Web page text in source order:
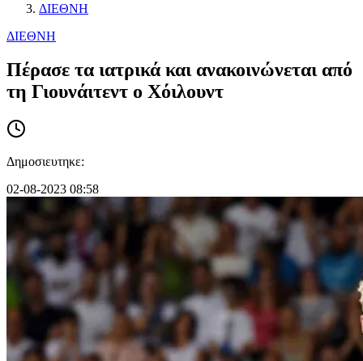
ΔΙΕΘΝΗ
ΔΙΕΘΝΗ
Πέρασε τα ιατρικά και ανακοινώνεται από
τη Γιουνάιτεντ ο Χόιλουντ
Δημοσιευτηκε:
02-08-2023 08:58